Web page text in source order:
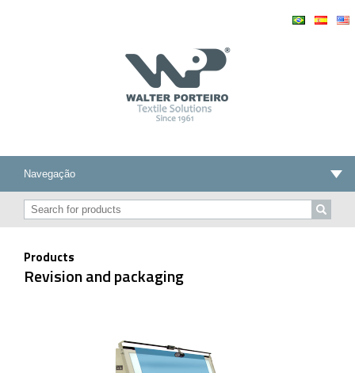
Products
Revision and packaging